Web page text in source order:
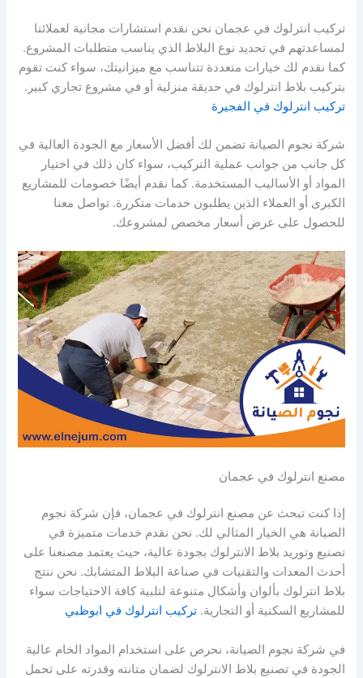
تركيب انترلوك في عجمان نحن نقدم استشارات مجانية لعملائنا
لمساعدتهم في تحديد نوع البلاط الذي يناسب متطلبات المشروع.
كما نقدم لك خيارات متعددة تتناسب مع ميزانيتك، سواء كنت تقوم
بتركيب بلاط انترلوك في حديقة منزلية أو في مشروع تجاري كبير.
تركيب انترلوك في الفجيرة
شركة نجوم الصيانة تضمن لك أفضل الأسعار مع الجودة العالية في
كل جانب من جوانب عملية التركيب، سواء كان ذلك في اختيار
المواد أو الأساليب المستخدمة. كما نقدم أيضًا خصومات للمشاريع
الكبرى أو العملاء الذين يطلبون خدمات متكررة. تواصل معنا
للحصول على عرض أسعار مخصص لمشروعك.
مصنع انترلوك في عجمان
إذا كنت تبحث عن مصنع انترلوك في عجمان، فإن شركة نجوم
الصيانة هي الخيار المثالي لك. نحن نقدم خدمات متميزة في
تصنيع وتوريد بلاط الانترلوك بجودة عالية، حيث يعتمد مصنعنا على
أحدث المعدات والتقنيات في صناعة البلاط المتشابك. نحن ننتج
بلاط انترلوك بألوان وأشكال متنوعة لتلبية كافة الاحتياجات سواء
للمشاريع السكنية أو التجارية.تركيب انترلوك في ابوظبي
في شركة نجوم الصيانة، نحرص على استخدام المواد الخام عالية
الجودة في تصنيع بلاط الانترلوك لضمان متانته وقدرته على تحمل